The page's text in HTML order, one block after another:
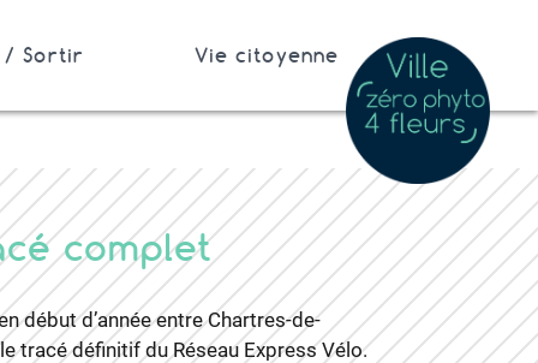
/ Sortir Vie citoyenne
complet
début d’année entre Chartres-de-
tracé définitif du Réseau Express Vélo.